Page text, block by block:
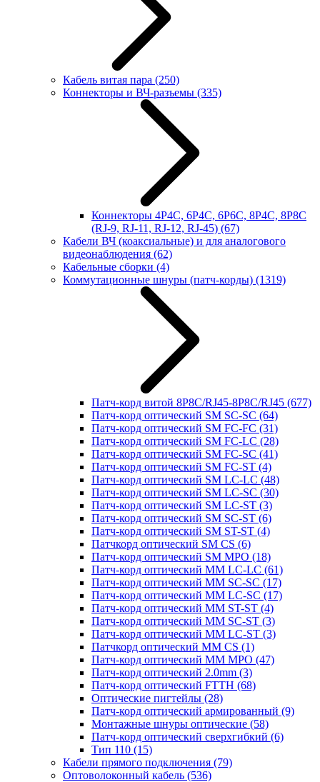
Кабель витая пара (250)
Коннекторы и ВЧ-разъемы (335)
Коннекторы 4P4C, 6P4C, 6P6C, 8P4C, 8P8C
(RJ-9, RJ-11, RJ-12, RJ-45) (67)
Кабели ВЧ (коаксиальные) и для аналогового
видеонаблюдения (62)
Кабельные сборки (4)
Коммутационные шнуры (патч-корды) (1319)
Патч-корд витой 8P8C/RJ45-8P8C/RJ45 (677)
Патч-корд оптический SM SC-SC (64)
Патч-корд оптический SM FC-FC (31)
Патч-корд оптический SM FC-LC (28)
Патч-корд оптический SM FC-SC (41)
Патч-корд оптический SM FC-ST (4)
Патч-корд оптический SM LC-LC (48)
Патч-корд оптический SM LC-SC (30)
Патч-корд оптический SM LC-ST (3)
Патч-корд оптический SM SC-ST (6)
Патч-корд оптический SM ST-ST (4)
Патчкорд оптический SM CS (6)
Патч-корд оптический SM MPO (18)
Патч-корд оптический MM LC-LC (61)
Патч-корд оптический MM SC-SC (17)
Патч-корд оптический MM LC-SC (17)
Патч-корд оптический MM ST-ST (4)
Патч-корд оптический MM SC-ST (3)
Патч-корд оптический MM LC-ST (3)
Патчкорд оптический MM CS (1)
Патч-корд оптический MM MPO (47)
Патч-корд оптический 2.0mm (3)
Патч-корд оптический FTTH (68)
Оптические пигтейлы (28)
Патч-корд оптический армированный (9)
Монтажные шнуры оптические (58)
Патч-корд оптический сверхгибкий (6)
Тип 110 (15)
Кабели прямого подключения (79)
Оптоволоконный кабель (536)